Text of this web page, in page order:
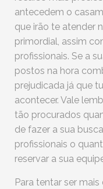
antecedem o
que irão te atender
primordial, assim
profissionais. Se a
postos na hora
prejudicada já que
acontecer. Vale
tão procurados
de fazer a sua
profissionais o
reservar a sua
Para tentar ser